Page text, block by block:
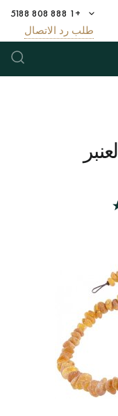
+1 888 808 5188
طلب رد الاتصال